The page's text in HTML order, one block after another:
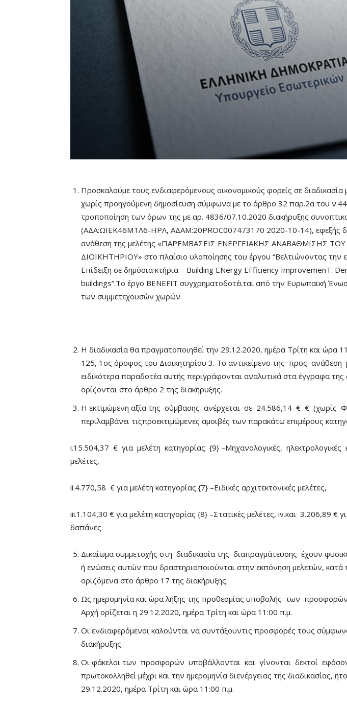
Προσκαλούμε τους ενδιαφερόμενους οικονομικούς φορείς σε διαδικασία
χωρίς προηγούμενη δημοσίευση σύμφωνα με το άρθρο 32 παρ.2α του
τροποποίηση των όρων της με αρ. 4836/07.10.2020 διακήρυξης
(ΑΔΑ:ΩΙΕΚ46ΜΤΛ6-ΗΡΛ, ΑΔΑΜ:20PROC007473170 2020-10-14), εφεξής
ανάθεση της μελέτης «ΠΑΡΕΜΒΑΣΕΙΣ ΕΝΕΡΓΕΙΑΚΗΣ ΑΝΑΒΑΘΜΙΣΗΣ
ΔΙΟΙΚΗΤΗΡΙΟΥ» στο πλαίσιο υλοποίησης του έργου “Βελτιώνοντας την
Επίδειξη σε δημόσια κτήρια – Building ENergy EFficiency ImprovemenT:
buildings”.Το έργο BENEFIT συγχρηματοδοτέιται από την Ευρωπαϊκή
των συμμετεχουσών χωρών.
Η διαδικασία θα πραγματοποιηθεί την 29.12.2020, ημέρα Τρίτη και ώρα
125, 1ος όροφος του Διοικητηρίου 3. Το αντικείμενο της προς ανάθεση
ειδικότερα παραδοτέα αυτής περιγράφονται αναλυτικά στα έγγραφα
ορίζονται στο άρθρο 2 της διακήρυξης.
Η εκτιμώμενη αξία της σύμβασης ανέρχεται σε 24.586,14 € € (χωρίς
περιλαμβάνει τιςπροεκτιμώμενες αμοιβές των παρακάτω επιμέρους
i.15.504,37 € για μελέτη κατηγορίας {9} –Μηχανολογικές, ηλεκτρολογικές
μελέτες,
ii.4.770,58 € για μελέτη κατηγορίας {7} –Ειδικές αρχιτεκτονικές μελέτες,
iii.1.104,30 € για μελέτη κατηγορίας {8} –Στατικές μελέτες, iv.και 3.206,89 €
δαπάνες.
Δικαίωμα συμμετοχής στη διαδικασία της διαπραγμάτευσης έχουν
ή ενώσεις αυτών που δραστηριοποιούνται στην εκπόνηση μελετών, κατά
οριζόμενα στο άρθρο 17 της διακήρυξης.
Ως ημερομηνία και ώρα λήξης της προθεσμίας υποβολής των
Αρχή ορίζεται η 29.12.2020, ημέρα Τρίτη και ώρα 11:00 π.μ.
Οι ενδιαφερόμενοι καλούνται να συντάξουντις προσφορές τους
διακήρυξης.
Οι φάκελοι των προσφορών υποβάλλονται και γίνονται δεκτοί
πρωτοκολληθεί μέχρι και την ημερομηνία διενέργειας της διαδικασίας,
29.12.2020, ημέρα Τρίτη και ώρα 11:00 π.μ.